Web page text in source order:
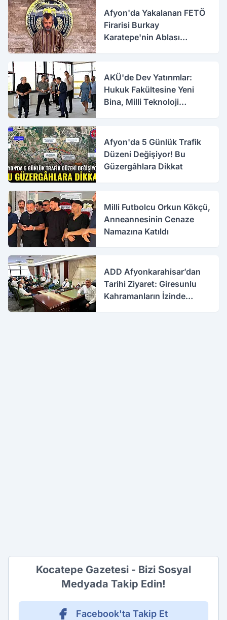
Afyon'da Yakalanan FETÖ
Firarisi Burkay
Karatepe'nin Ablası
AKÜ'de Dev Yatırımlar:
Hukuk Fakültesine Yeni
Bina, Milli Teknoloji
Afyon'da 5 Günlük Trafik
Düzeni Değişiyor! Bu
Güzergâhlara Dikkat
Milli Futbolcu Orkun Kökçü,
Anneannesinin Cenaze
Namazına Katıldı
ADD Afyonkarahisar’dan
Tarihi Ziyaret: Giresunlu
Kahramanların İzinde
Kocatepe Gazetesi - Bizi Sosyal
Medyada Takip Edin!
Facebook'ta Takip Et